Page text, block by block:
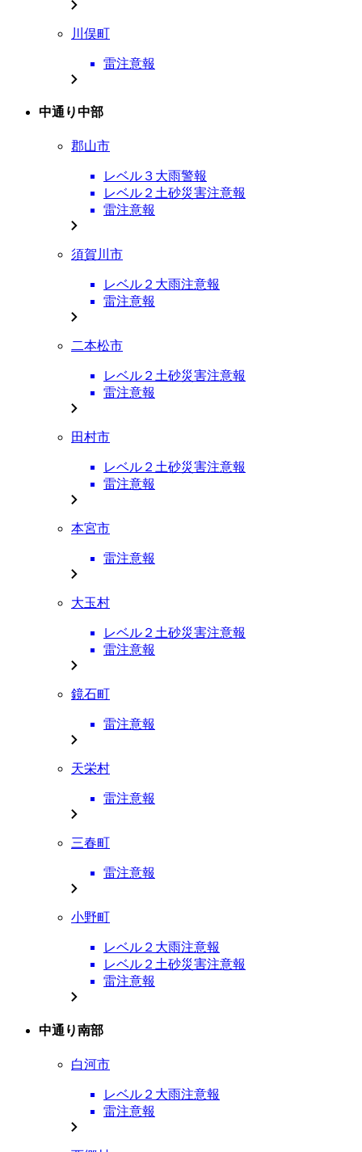
川俣町
雷注意報
中通り中部
郡山市
レベル３大雨警報
レベル２土砂災害注意報
雷注意報
須賀川市
レベル２大雨注意報
雷注意報
二本松市
レベル２土砂災害注意報
雷注意報
田村市
レベル２土砂災害注意報
雷注意報
本宮市
雷注意報
大玉村
レベル２土砂災害注意報
雷注意報
鏡石町
雷注意報
天栄村
雷注意報
三春町
雷注意報
小野町
レベル２大雨注意報
レベル２土砂災害注意報
雷注意報
中通り南部
白河市
レベル２大雨注意報
雷注意報